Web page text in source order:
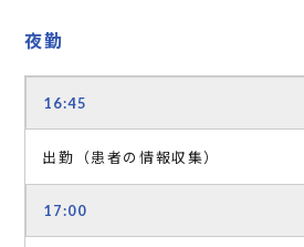
夜勤
16:45
出勤（患者の情報収集）
17:00